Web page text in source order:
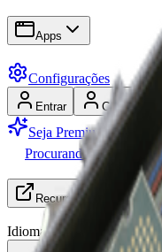
Apps
Configurações
Entrar Cadastrar-se
Seja Premium
Procurando Grupo
Recursos
Idioma